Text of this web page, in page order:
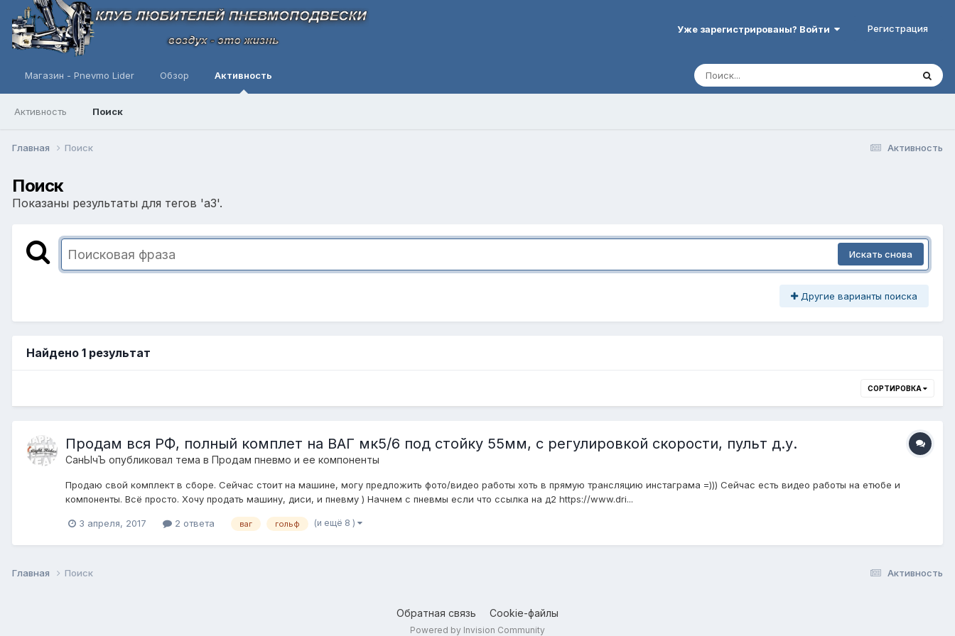
Уже зарегистрированы? Войти Регистрация
Магазин - Pnevmo Lider Обзор Активность
Активность Поиск
Активность
Главная Поиск
Поиск
Показаны результаты для тегов 'а3'.
Искать снова
Другие варианты поиска
Найдено 1 результат
СОРТИРОВКА
Продам вся РФ, полный комплет на ВАГ мк5/6 под стойку 55мм, с регулировкой скорости, пульт д.у.
СанЫчЪ опубликовал тема в Продам пневмо и ее компоненты
Продаю свой комплект в сборе. Сейчас стоит на машине, могу предложить фото/видео работы хоть в прямую трансляцию инстаграма =))) Сейчас есть видео работы на етюбе и
компоненты. Всё просто. Хочу продать машину, диси, и пневму ) Начнем с пневмы если что ссылка на д2 https://www.dri...
3 апреля, 2017 2 ответа ваг гольф (и ещё 8 )
Активность
Главная Поиск
Обратная связь Cookie-файлы
Powered by Invision Community